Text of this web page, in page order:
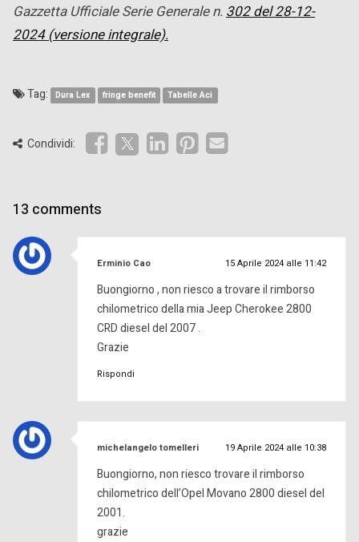
Gazzetta UfficialeSerie Generale n.302 del 28-12-
2024 (versione integrale).
Tag: Dura Lex fringe benefit Tabelle Aci
Condividi:
13 comments
Erminio Caoha
15 Aprile 2024 alle 11:42
Buongiorno , non riesco a trovare il rimborso
chilometrico della mia Jeep Cherokee 2800
CRD diesel del 2007 .
Grazie
Rispondi
michelangelo tomelleriha
19 Aprile 2024 alle 10:38
Buongiorno, non riesco trovare il rimborso
chilometrico dell’Opel Movano 2800 diesel del
2001.
grazie